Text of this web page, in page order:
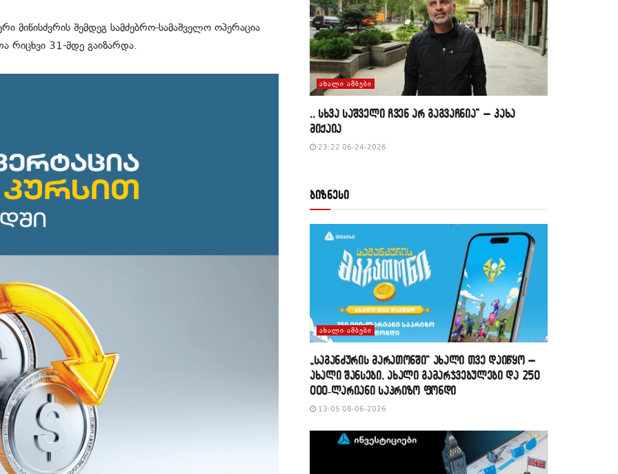
შემდეგ სამძებრო-სამაშველო ოპერაცია
31-მდე გაიზარდა.
ᲐᲮᲐᲚᲘ ᲐᲛᲑᲔᲑᲘ
,, სხვა საშველი ჩვენ არ გაგვაჩნია” – კახა
მიქაია
23:22 06-24-2026
ბიზნესი
ᲐᲮᲐᲚᲘ ᲐᲛᲑᲔᲑᲘ
„საგანძურის მარათონში“ ახალი თვე დაიწყო –
ახალი შანსები, ახალი გამარჯვებულები და 250
000-ლარიანი საპრიზო ფონდი
13:05 08-06-2026